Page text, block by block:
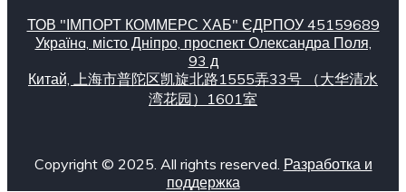
ТОВ "ІМПОРТ КОММЕРС ХАБ" ЄДРПОУ 45159689
Українa, місто Дніпро, проспект Олександра Поля,
93 д
Китай, 上海市普陀区凯旋北路1555弄33号 （大华清水
湾花园）1601室
Copyright © 2025. All rights reserved. Разработка и
поддержка